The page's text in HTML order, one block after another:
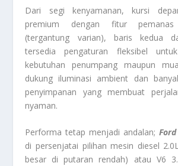
Dari segi kenyamanan, kursi
premium dengan fitur
(tergantung varian), baris kedua
tersedia pengaturan fleksibel
kebutuhan penumpang maupun
dukung iluminasi ambient dan
penyimpanan yang membuat
nyaman.
Performa tetap menjadi andalan;
di persenjatai pilihan mesin diesel
besar di putaran rendah) atau V6